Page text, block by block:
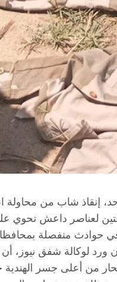
إنقاذ شاب من
لعناصر داعش تحوي
لوكالة شفق نيوز،
من العمر (27) سنة حاول الانتحار